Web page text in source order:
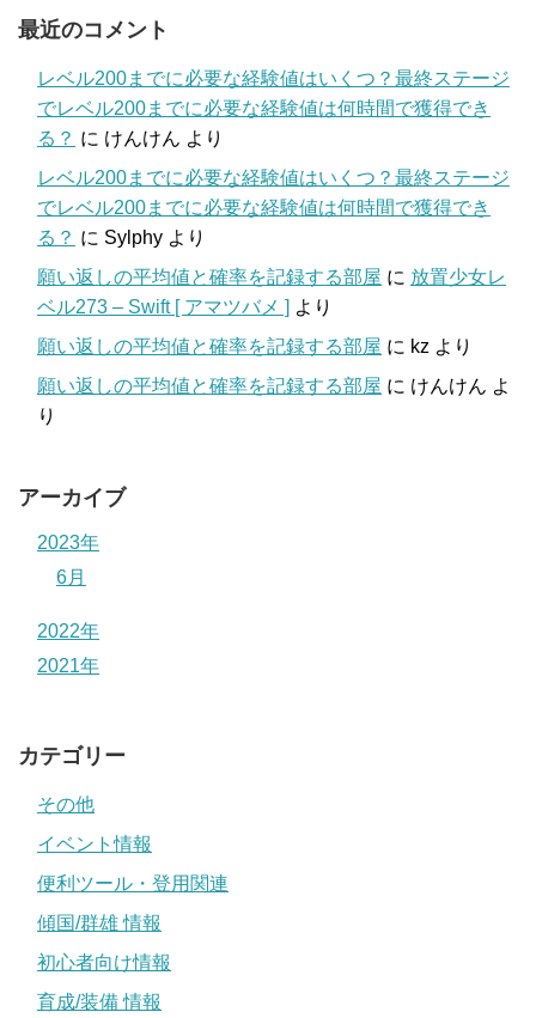
最近のコメント
レベル200までに必要な経験値はいくつ？最終ステージ
でレベル200までに必要な経験値は何時間で獲得でき
る？ に けんけん より
レベル200までに必要な経験値はいくつ？最終ステージ
でレベル200までに必要な経験値は何時間で獲得でき
る？ に Sylphy より
願い返しの平均値と確率を記録する部屋 に 放置少女レ
ベル273 – Swift [ アマツバメ ] より
願い返しの平均値と確率を記録する部屋 に kz より
願い返しの平均値と確率を記録する部屋 に けんけん よ
り
アーカイブ
2023年
6月
2022年
2021年
カテゴリー
その他
イベント情報
便利ツール・登用関連
傾国/群雄 情報
初心者向け情報
育成/装備 情報